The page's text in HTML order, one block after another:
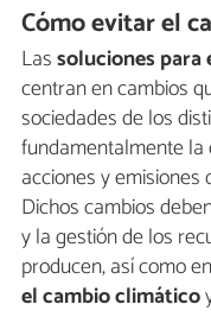
Cómo evitar el
Lassoluciones
centran en cambios
sociedades de los
fundamentalmente
acciones y
Dichos cambios
y la gestión de los
producen, así como
el cambio climático